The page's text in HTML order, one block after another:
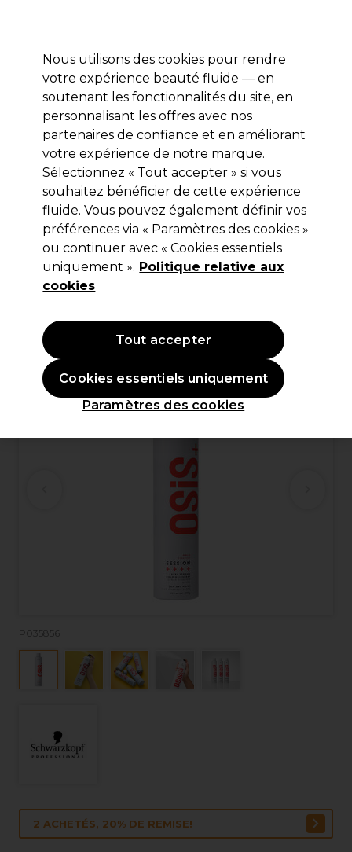
Se connecter
Marques Bons plans Coiffure Electro et Matériel
Livraison et délais
lire la suite
Schwarzkopf Professional
Schwarzkopf Osis+ Session Laque
500ml
(2)
18,15 €Hors TVA
P035856
2 ACHETÉS, 20% DE REMISE!
Nous utilisons des cookies pour rendre
votre expérience beauté fluide — en
soutenant les fonctionnalités du site, en
personnalisant les offres avec nos
partenaires de confiance et en améliorant
votre expérience de notre marque.
Sélectionnez « Tout accepter » si vous
souhaitez bénéficier de cette expérience
fluide. Vous pouvez également définir vos
préférences via « Paramètres des cookies »
ou continuer avec « Cookies essentiels
uniquement ». Politique relative aux
cookies
Paramètres des cookies
Cookies essentiels uniquement
Tout accepter